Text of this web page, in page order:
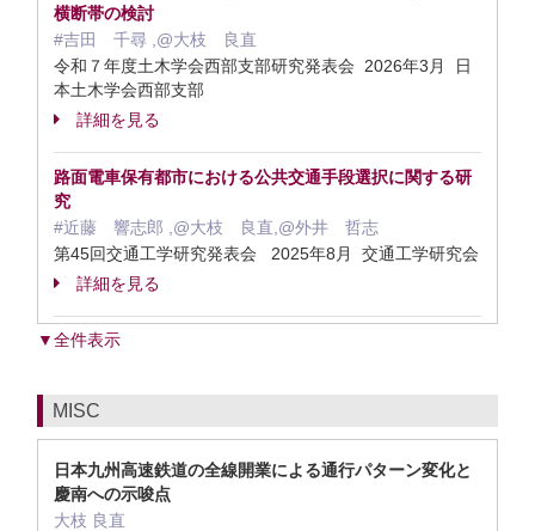
横断帯の検討
#吉田 千尋 ,@大枝 良直
令和７年度土木学会西部支部研究発表会 2026年3月 日
本土木学会西部支部
詳細を見る
路面電車保有都市における公共交通手段選択に関する研
究
#近藤 響志郎 ,@大枝 良直,@外井 哲志
第45回交通工学研究発表会 2025年8月 交通工学研究会
詳細を見る
▼全件表示
MISC
日本九州高速鉄道の全線開業による通行パターン変化と
慶南への示唆点
大枝 良直